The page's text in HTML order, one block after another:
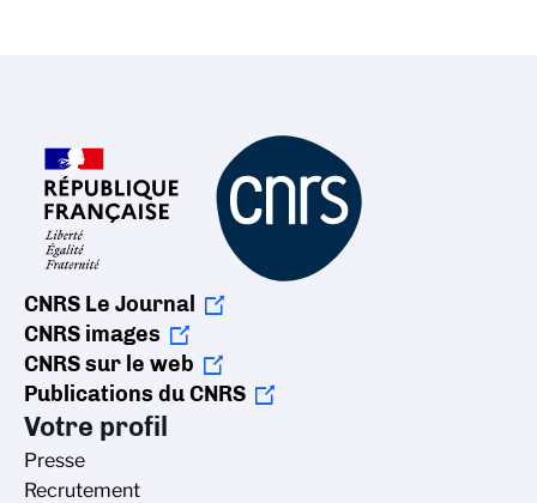
CNRS Le Journal
CNRS images
CNRS sur le web
Publications du CNRS
Votre profil
Presse
Recrutement